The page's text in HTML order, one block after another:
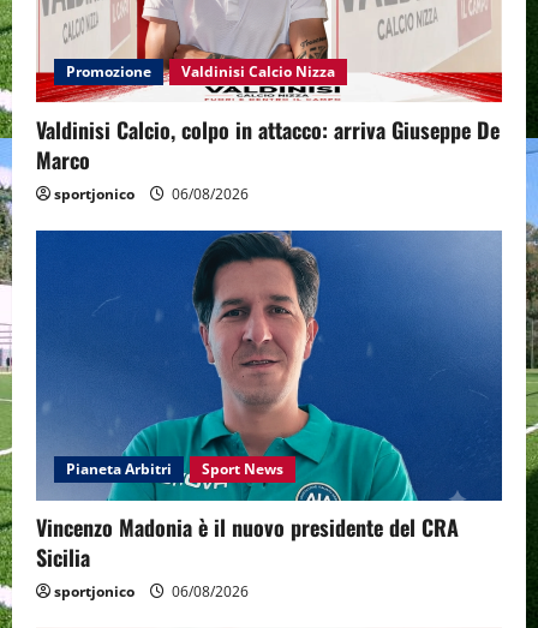
Promozione Valdinisi Calcio Nizza
Valdinisi Calcio, colpo in attacco: arriva Giuseppe De
Marco
sportjonico 06/08/2026
Pianeta Arbitri Sport News
Vincenzo Madonia è il nuovo presidente del CRA
Sicilia
sportjonico 06/08/2026